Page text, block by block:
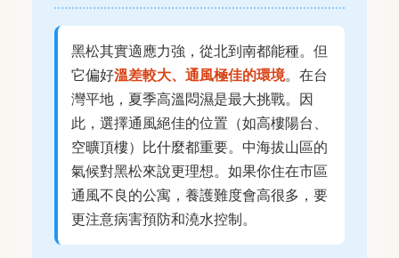
黑松其實適應力強，從北到南都能種。但
它偏好溫差較大、通風極佳的環境。在台
灣平地，夏季高溫悶濕是最大挑戰。因
此，選擇通風絕佳的位置（如高樓陽台、
空曠頂樓）比什麼都重要。中海拔山區的
氣候對黑松來說更理想。如果你住在市區
通風不良的公寓，養護難度會高很多，要
更注意病害預防和澆水控制。